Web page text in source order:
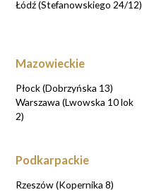
Łódź (Stefanowskiego 24/12)
Mazowieckie
Płock (Dobrzyńska 13)
Warszawa (Lwowska 10 lok
2)
Podkarpackie
Rzeszów (Kopernika 8)